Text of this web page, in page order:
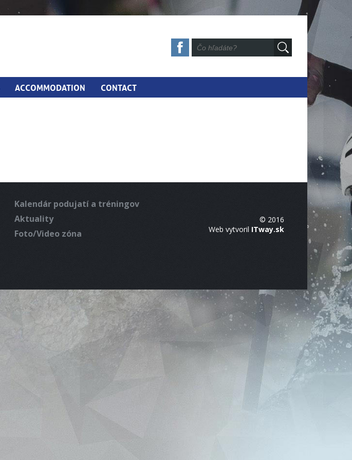
ACCOMMODATION CONTACT
Kalendár podujatí a tréningov
Aktuality
Foto/Video zóna
© 2016
Web vytvoril ITway.sk